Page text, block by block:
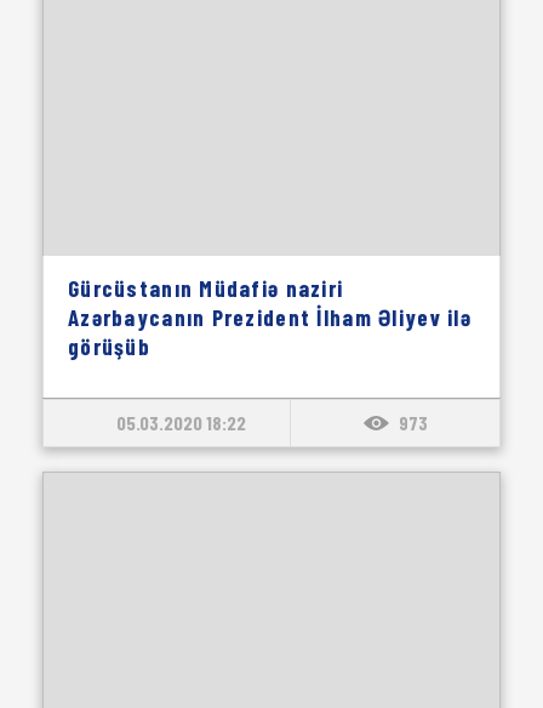
Gürcüstanın Müdafiə naziri
Azərbaycanın Prezident İlham Əliyev ilə
görüşüb
05.03.2020 18:22 973